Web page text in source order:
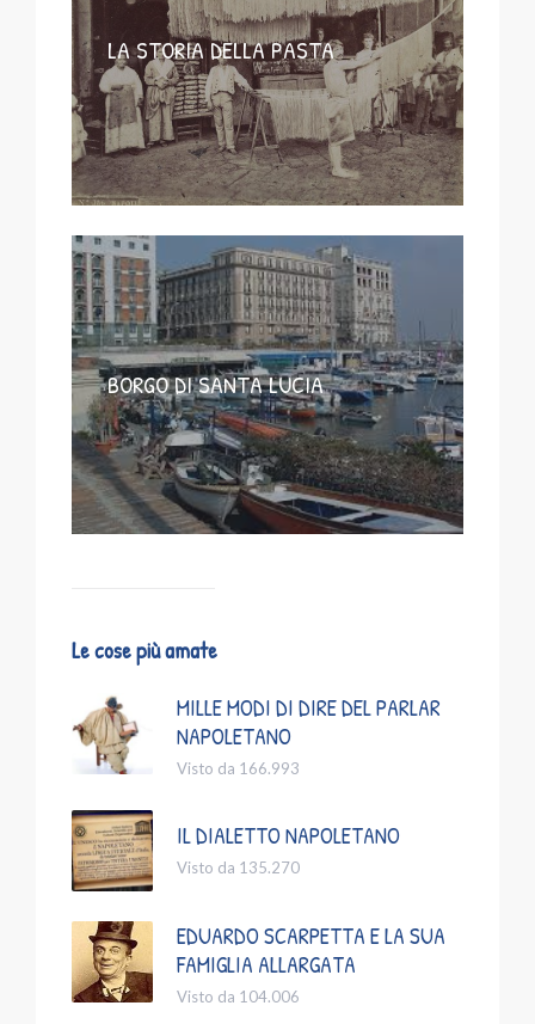
LA STORIA DELLA PASTA
BORGO DI SANTA LUCIA
Le cose più amate
MILLE MODI DI DIRE DEL PARLAR
NAPOLETANO
Visto da 166.993
IL DIALETTO NAPOLETANO
Visto da 135.270
EDUARDO SCARPETTA E LA SUA
FAMIGLIA ALLARGATA
Visto da 104.006